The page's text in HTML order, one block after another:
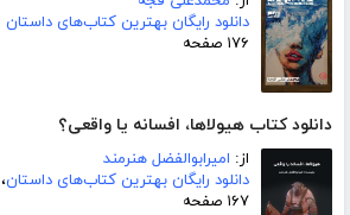
دانلود رایگان بهترین کتاب‌های داستان
۱۷۶ صفحه
دانلود کتاب هیولاها، افسانه یا واقعی؟
از: امیرابوالفضل هنرمند
دانلود رایگان بهترین کتاب‌های داستان،
۱۶۷ صفحه